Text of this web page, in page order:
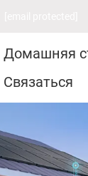
Домашняя
Связаться